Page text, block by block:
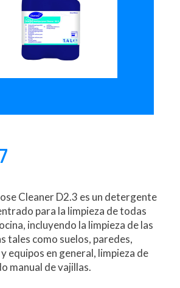
Cleaner D2.3 es un detergente
para la limpieza de todas
incluyendo la limpieza de las
tales como suelos, paredes,
equipos en general, limpieza de
manual de vajillas.